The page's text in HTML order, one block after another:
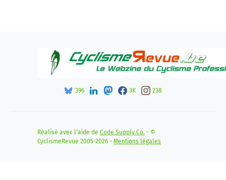
396 3K 238
Réalisé avec l'aide de Code Supply Co. - ©
CyclismeRevue 2005-2026 - Mentions légales